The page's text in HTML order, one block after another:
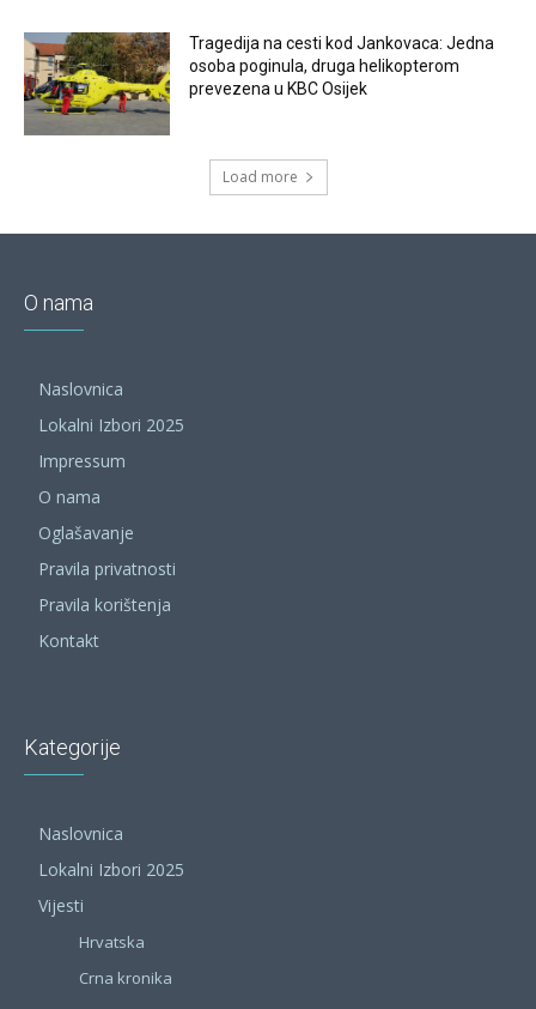
Tragedija na cesti kod Jankovaca: Jedna
osoba poginula, druga helikopterom
prevezena u KBC Osijek
Load more
O nama
Naslovnica
Lokalni Izbori 2025
Impressum
O nama
Oglašavanje
Pravila privatnosti
Pravila korištenja
Kontakt
Kategorije
Naslovnica
Lokalni Izbori 2025
Vijesti
Hrvatska
Crna kronika